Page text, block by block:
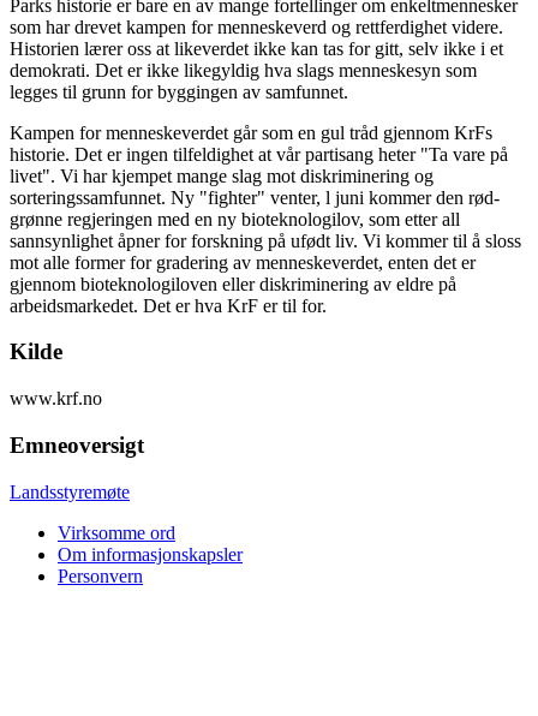
Parks historie er bare en av mange fortellinger om enkeltmennesker
som har drevet kampen for menneskeverd og rettferdighet videre.
Historien lærer oss at likeverdet ikke kan tas for gitt, selv ikke i et
demokrati. Det er ikke likegyldig hva slags menneskesyn som
legges til grunn for byggingen av samfunnet.
Kampen for menneskeverdet går som en gul tråd gjennom KrFs
historie. Det er ingen tilfeldighet at vår partisang heter "Ta vare på
livet". Vi har kjempet mange slag mot diskriminering og
sorteringssamfunnet. Ny "fighter" venter, l juni kommer den rød-
grønne regjeringen med en ny bioteknologilov, som etter all
sannsynlighet åpner for forskning på ufødt liv. Vi kommer til å sloss
mot alle former for gradering av menneskeverdet, enten det er
gjennom bioteknologiloven eller diskriminering av eldre på
arbeidsmarkedet. Det er hva KrF er til for.
Kilde
www.krf.no
Emneoversigt
Landsstyremøte
Virksomme ord
Om informasjonskapsler
Personvern